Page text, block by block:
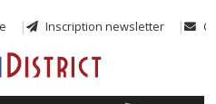
Inscription newsletter